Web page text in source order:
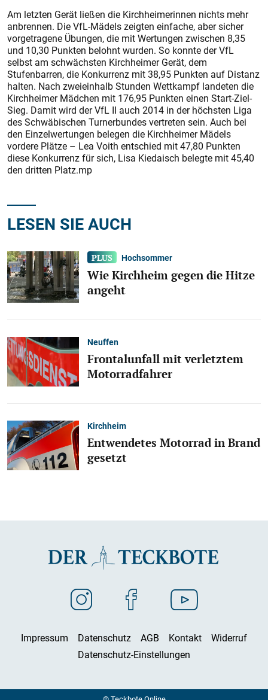
Am letzten Gerät ließen die Kirchheimerinnen nichts mehr
anbrennen. Die VfL-Mädels zeigten einfache, aber sicher
vorgetragene Übungen, die mit Wertungen zwischen 8,35
und 10,30 Punkten belohnt wurden. So konnte der VfL
selbst am schwächsten Kirchheimer Gerät, dem
Stufenbarren, die Konkurrenz mit 38,95 Punkten auf Distanz
halten. Nach zweieinhalb Stunden Wettkampf landeten die
Kirchheimer Mädchen mit 176,95 Punkten einen Start-Ziel-
Sieg. Damit wird der VfL II auch 2014 in der höchsten Liga
des Schwäbischen Turnerbundes vertreten sein. Auch bei
den Einzelwertungen belegen die Kirchheimer Mädels
vordere Plätze – Lea Voith entschied mit 47,80 Punkten
diese Konkurrenz für sich, Lisa Kiedaisch belegte mit 45,40
den dritten Platz.mp
LESEN SIE AUCH
Hochsommer
Wie Kirchheim gegen die Hitze
angeht
Neuffen
Frontalunfall mit verletztem
Motorradfahrer
Kirchheim
Entwendetes Motorrad in Brand
gesetzt
Impressum Datenschutz AGB Kontakt
Widerruf
Datenschutz-Einstellungen